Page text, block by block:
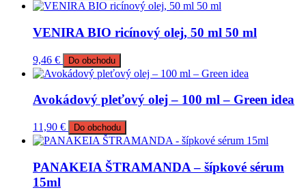
VENIRA BIO ricínový olej, 50 ml 50 ml
9,46 € Do obchodu
Avokádový pleťový olej – 100 ml – Green idea
11,90 € Do obchodu
PANAKEIA ŠTRAMANDA – šípkové sérum
15ml